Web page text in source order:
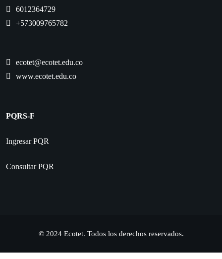
6012364729
+573009765782
ecotet@ecotet.edu.co
www.ecotet.edu.co
PQRS-F
Ingresar PQR
Consultar PQR
© 2024 Ecotet. Todos los derechos reservados.